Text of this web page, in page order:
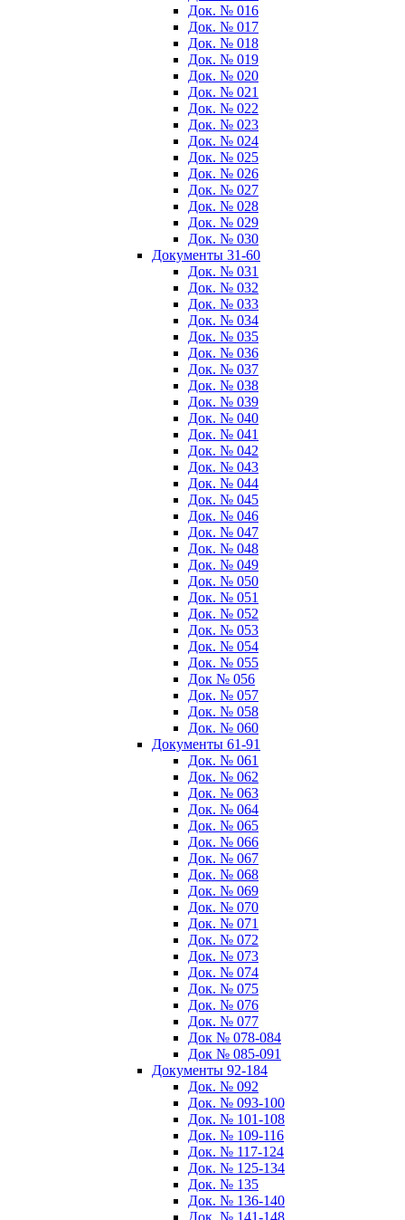
Док. № 016
Док. № 017
Док. № 018
Док. № 019
Док. № 020
Док. № 021
Док. № 022
Док. № 023
Док. № 024
Док. № 025
Док. № 026
Док. № 027
Док. № 028
Док. № 029
Док. № 030
Документы 31-60
Док. № 031
Док. № 032
Док. № 033
Док. № 034
Док. № 035
Док. № 036
Док. № 037
Док. № 038
Док. № 039
Док. № 040
Док. № 041
Док. № 042
Док. № 043
Док. № 044
Док. № 045
Док. № 046
Док. № 047
Док. № 048
Док. № 049
Док. № 050
Док. № 051
Док. № 052
Док. № 053
Док. № 054
Док. № 055
Док № 056
Док. № 057
Док. № 058
Док. № 060
Документы 61-91
Док. № 061
Док. № 062
Док. № 063
Док. № 064
Док. № 065
Док. № 066
Док. № 067
Док. № 068
Док. № 069
Док. № 070
Док. № 071
Док. № 072
Док. № 073
Док. № 074
Док. № 075
Док. № 076
Док. № 077
Док № 078-084
Док № 085-091
Документы 92-184
Док. № 092
Док. № 093-100
Док. № 101-108
Док. № 109-116
Док. № 117-124
Док. № 125-134
Док. № 135
Док. № 136-140
Док. № 141-148